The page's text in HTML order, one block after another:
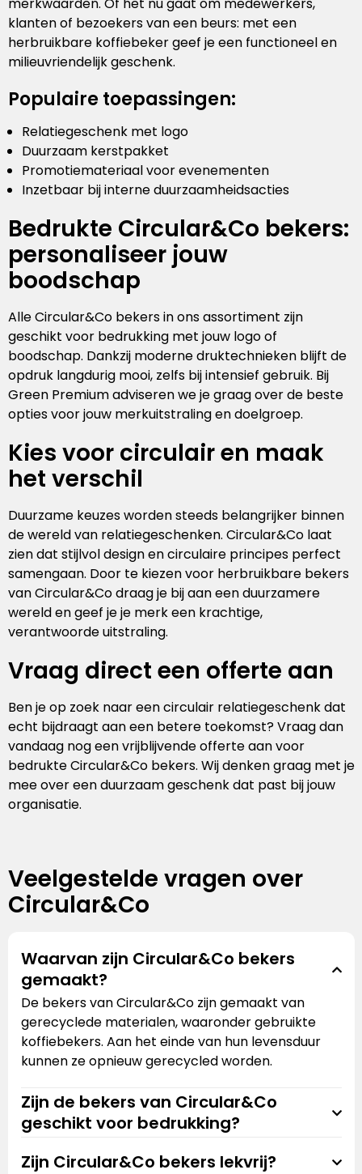
klanten of bezoekers van een beurs: met een
herbruikbare koffiebeker geef je een functioneel en
milieuvriendelijk geschenk.
Populaire toepassingen:
Relatiegeschenk met logo
Duurzaam kerstpakket
Promotiemateriaal voor evenementen
Inzetbaar bij interne duurzaamheidsacties
Bedrukte Circular&Co bekers:
personaliseer jouw
boodschap
Alle Circular&Co bekers in ons assortiment zijn
geschikt voor bedrukking met jouw logo of
boodschap. Dankzij moderne druktechnieken blijft de
opdruk langdurig mooi, zelfs bij intensief gebruik. Bij
Green Premium adviseren we je graag over de beste
opties voor jouw merkuitstraling en doelgroep.
Kies voor circulair en maak
het verschil
Duurzame keuzes worden steeds belangrijker binnen
de wereld van relatiegeschenken. Circular&Co laat
zien dat stijlvol design en circulaire principes perfect
samengaan. Door te kiezen voor herbruikbare bekers
van Circular&Co draag je bij aan een duurzamere
wereld en geef je je merk een krachtige,
verantwoorde uitstraling.
Vraag direct een offerte aan
Ben je op zoek naar een circulair relatiegeschenk dat
echt bijdraagt aan een betere toekomst? Vraag dan
vandaag nog een vrijblijvende offerte aan voor
bedrukte Circular&Co bekers. Wij denken graag met je
mee over een duurzaam geschenk dat past bij jouw
organisatie.
Veelgestelde vragen over
Circular&Co
Waarvan zijn Circular&Co bekers
gemaakt?
De bekers van Circular&Co zijn gemaakt van
gerecyclede materialen, waaronder gebruikte
koffiebekers. Aan het einde van hun levensduur
kunnen ze opnieuw gerecycled worden.
Zijn de bekers van Circular&Co
geschikt voor bedrukking?
Zijn Circular&Co bekers lekvrij?